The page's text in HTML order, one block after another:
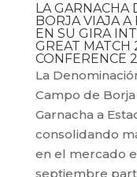
LA GARNACHA
BORJA VIAJA
EN SU GIRA
GREAT MATCH
CONFERENCE
La
Campo de
Garnacha a
consolidando
en el mercado
septiembre